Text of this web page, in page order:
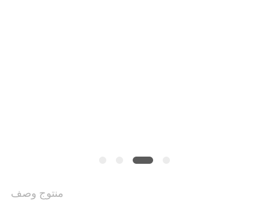
منتوج وصف